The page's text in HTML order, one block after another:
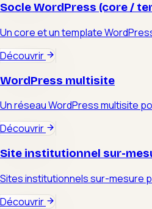
Socle WordPress (core /
Un core et un template
Découvrir
WordPress multisite
Un réseau WordPress multisite
Découvrir
Site institutionnel sur-
Sites institutionnels sur-mesure
Découvrir